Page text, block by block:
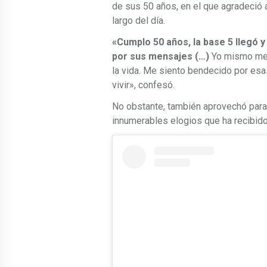
de sus 50 años, en el que
largo del día.
«Cumplo 50 años, la base 5 llegó
por sus mensajes (…) Yo mismo
la vida. Me siento bendecido por
vivir», confesó.
No obstante, también aprovechó
innumerables elogios que ha